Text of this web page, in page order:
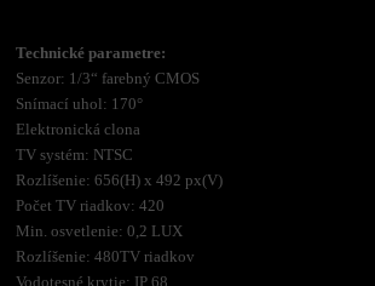
Technické parametre:
Senzor: 1/3“ farebný CMOS
Snímací uhol: 170°
Elektronická clona
TV systém: NTSC
Rozlíšenie: 656(H) x 492 px(V)
Počet TV riadkov: 420
Min. osvetlenie: 0,2 LUX
Rozlíšenie: 480TV riadkov
Vodotesné krytie: IP 68